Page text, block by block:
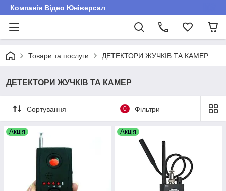
Компанія Відео Юніверсал
Товари та послуги ДЕТЕКТОРИ ЖУЧКІВ ТА КАМЕР
ДЕТЕКТОРИ ЖУЧКІВ ТА КАМЕР
Сортування 0 Фільтри
Акція Акція